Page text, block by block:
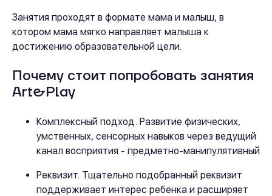
Занятия проходят в формате мама и малыш, в
котором мама мягко направляет малыша к
достижению образовательной цели.
Почему стоит попробовать занятия
Art&Play
Комплексный подход. Развитие физических,
умственных, сенсорных навыков через ведущий
канал восприятия - предметно-манипулятивный
Реквизит. Тщательно подобранный реквизит
поддерживает интерес ребенка и расширяет